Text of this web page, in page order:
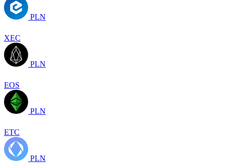
PLN
XEC
PLN
EOS
PLN
ETC
PLN